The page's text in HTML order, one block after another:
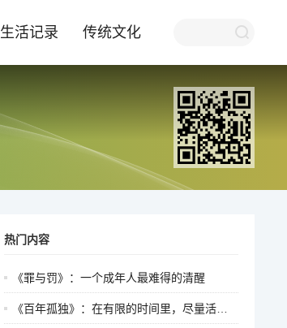
生活记录 传统文化
热门内容
《罪与罚》：一个成年人最难得的清醒
《百年孤独》：在有限的时间里，尽量活得真实一点